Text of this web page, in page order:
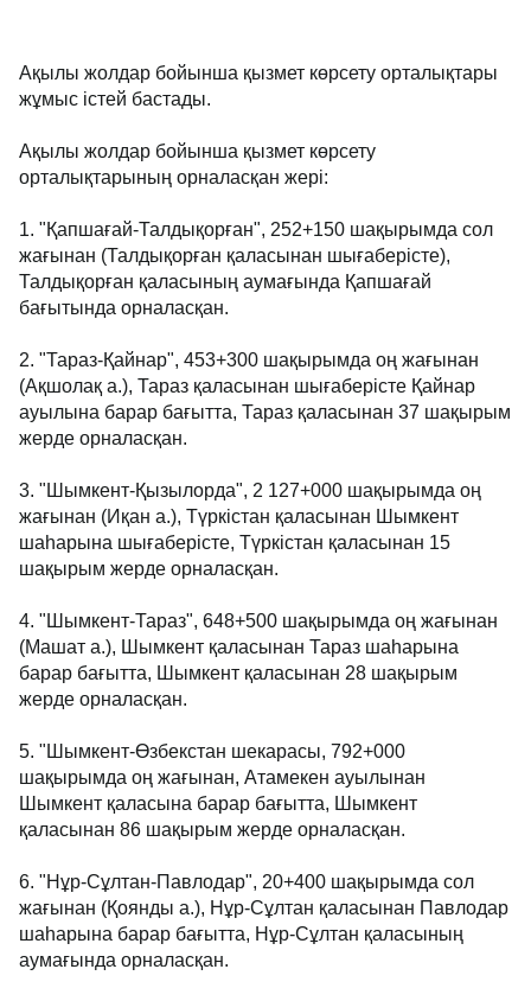
Ақылы жолдар бойынша қызмет көрсету орталықтары
жұмыс істей бастады.
Ақылы жолдар бойынша қызмет көрсету
орталықтарының орналасқан жері:
1. "Қапшағай-Талдықорған", 252+150 шақырымда сол
жағынан (Талдықорған қаласынан шығаберісте),
Талдықорған қаласының аумағында Қапшағай
бағытында орналасқан.
2. "Тараз-Қайнар", 453+300 шақырымда оң жағынан
(Ақшолақ а.), Тараз қаласынан шығаберісте Қайнар
ауылына барар бағытта, Тараз қаласынан 37 шақырым
жерде орналасқан.
3. "Шымкент-Қызылорда", 2 127+000 шақырымда оң
жағынан (Иқан а.), Түркістан қаласынан Шымкент
шаһарына шығаберісте, Түркістан қаласынан 15
шақырым жерде орналасқан.
4. "Шымкент-Тараз", 648+500 шақырымда оң жағынан
(Машат а.), Шымкент қаласынан Тараз шаһарына
барар бағытта, Шымкент қаласынан 28 шақырым
жерде орналасқан.
5. "Шымкент-Өзбекстан шекарасы, 792+000
шақырымда оң жағынан, Атамекен ауылынан
Шымкент қаласына барар бағытта, Шымкент
қаласынан 86 шақырым жерде орналасқан.
6. "Нұр-Сұлтан-Павлодар", 20+400 шақырымда сол
жағынан (Қоянды а.), Нұр-Сұлтан қаласынан Павлодар
шаһарына барар бағытта, Нұр-Сұлтан қаласының
аумағында орналасқан.